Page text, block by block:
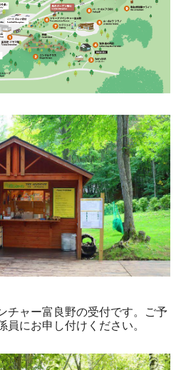
チャー富良野の受付です。ご予
員にお申し付けください。